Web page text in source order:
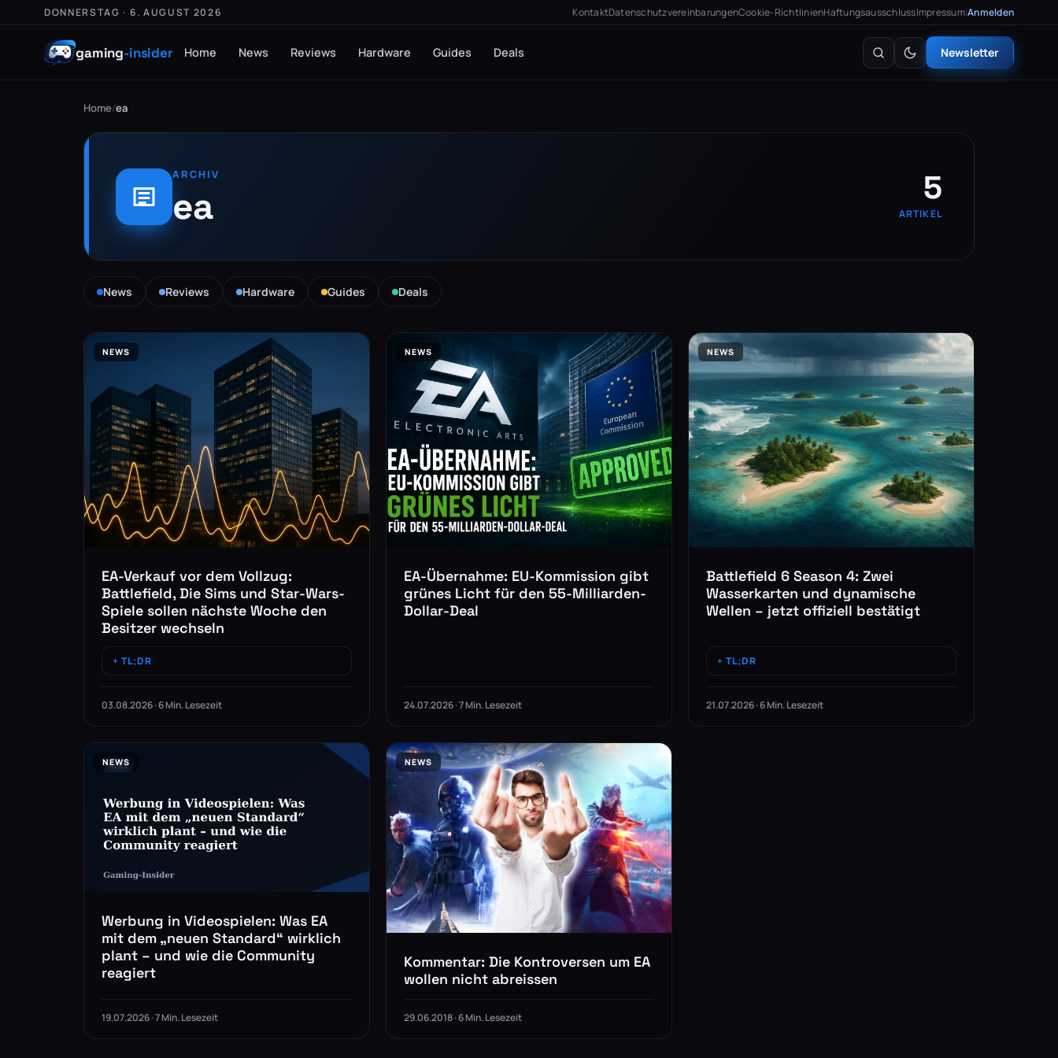
DONNERSTAG · 6. AUGUST 2026 KontaktDatenschutzvereinbarungenCookie-RichtlinienHaftungsausschlussImpressum|Anmelden
gaming-insider Home News Reviews Hardware Guides Deals Newsletter
Home/ea
ARCHIV
ea 5
ARTIKEL
News Reviews Hardware Guides Deals
NEWS
EA-Verkauf vor dem Vollzug:
Battlefield, Die Sims und Star-Wars-
Spiele sollen nächste Woche den
Besitzer wechseln
TL;DR
03.08.2026 · 6 Min. Lesezeit
NEWS
EA-Übernahme: EU-Kommission gibt
grünes Licht für den 55-Milliarden-
Dollar-Deal
24.07.2026 · 7 Min. Lesezeit
NEWS
Battlefield 6 Season 4: Zwei
Wasserkarten und dynamische
Wellen – jetzt offiziell bestätigt
TL;DR
21.07.2026 · 6 Min. Lesezeit
NEWS
Werbung in Videospielen: Was EA
mit dem „neuen Standard“ wirklich
plant – und wie die Community
reagiert
19.07.2026 · 7 Min. Lesezeit
NEWS
Kommentar: Die Kontroversen um EA
wollen nicht abreissen
29.06.2018 · 6 Min. Lesezeit